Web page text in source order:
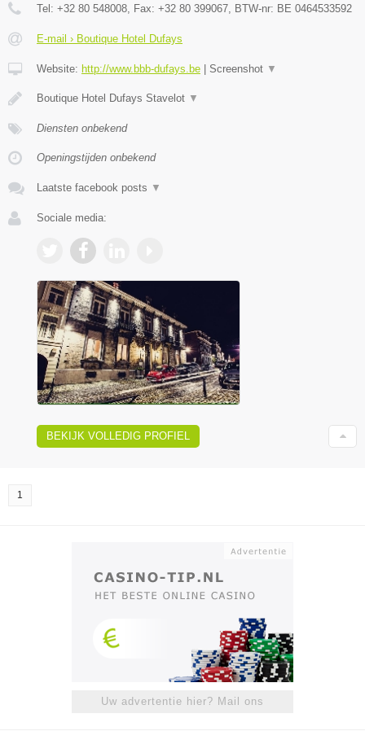
Tel: +32 80 548008 , Fax: +32 80 399067 , BTW-nr: BE 0464533592
E-mail › Boutique Hotel Dufays
Website: http://www.bbb-dufays.be | Screenshot ▼
Boutique Hotel Dufays Stavelot ▼
Diensten onbekend
Openingstijden onbekend
Laatste facebook posts ▼
Sociale media:
BEKIJK VOLLEDIG PROFIEL
1
Uw advertentie hier? Mail ons